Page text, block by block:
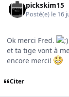
pickskim15
Posté(e) le 16
Ok merci Fred.
et ta tige vont à
encore merci!
Citer